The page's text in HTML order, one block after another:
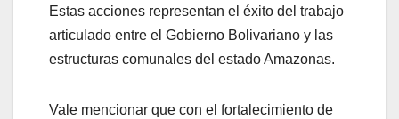
Estas acciones representan el éxito del trabajo
articulado entre el Gobierno Bolivariano y las
estructuras comunales del estado Amazonas.
Vale mencionar que con el fortalecimiento de